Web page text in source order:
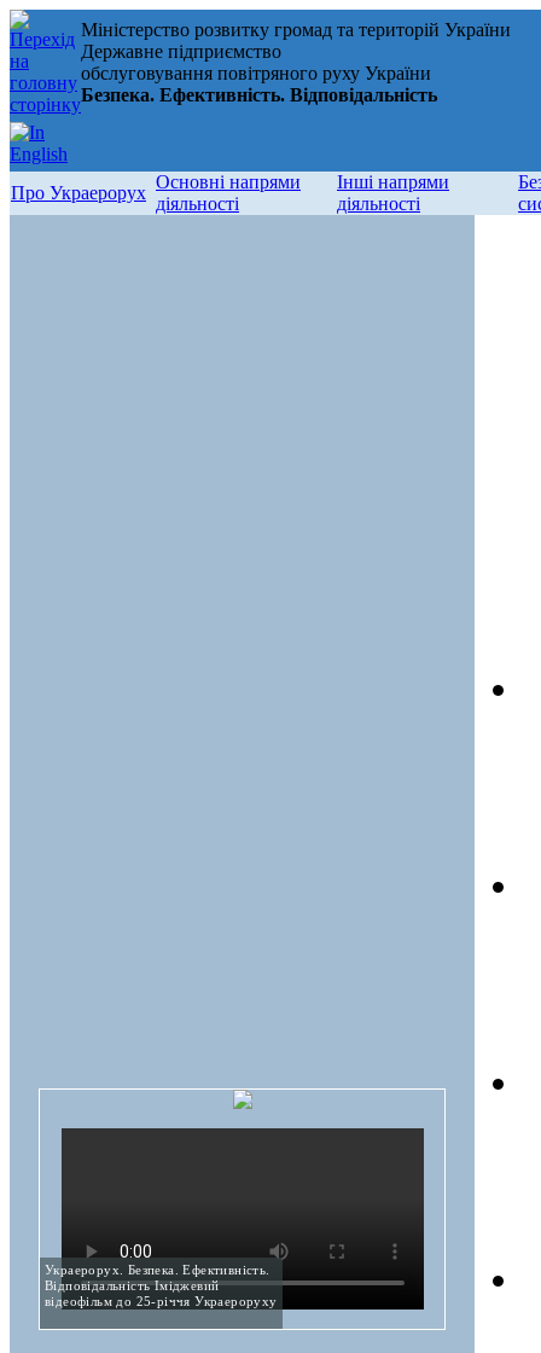
Міністерство розвитку громад та територій України
Державне підприємство
обслуговування повітряного руху України
Безпека. Ефективність. Відповідальність
Про Украерорух
Основні напрями
діяльності
Інші напрями
діяльності
Украерорух. Безпека. Ефективність.
Відповідальність Іміджевий
відеофільм до 25-річчя Украероруху